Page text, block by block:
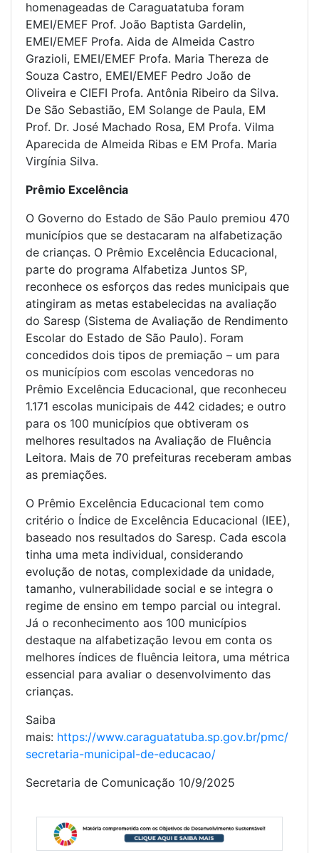
homenageadas de Caraguatatuba foram
EMEI/EMEF Prof. João Baptista Gardelin,
EMEI/EMEF Profa. Aida de Almeida Castro
Grazioli, EMEI/EMEF Profa. Maria Thereza de
Souza Castro, EMEI/EMEF Pedro João de
Oliveira e CIEFI Profa. Antônia Ribeiro da Silva.
De São Sebastião, EM Solange de Paula, EM
Prof. Dr. José Machado Rosa, EM Profa. Vilma
Aparecida de Almeida Ribas e EM Profa. Maria
Virgínia Silva.
Prêmio Excelência
O Governo do Estado de São Paulo premiou 470
municípios que se destacaram na alfabetização
de crianças. O Prêmio Excelência Educacional,
parte do programa Alfabetiza Juntos SP,
reconhece os esforços das redes municipais que
atingiram as metas estabelecidas na avaliação
do Saresp (Sistema de Avaliação de Rendimento
Escolar do Estado de São Paulo). Foram
concedidos dois tipos de premiação – um para
os municípios com escolas vencedoras no
Prêmio Excelência Educacional, que reconheceu
1.171 escolas municipais de 442 cidades; e outro
para os 100 municípios que obtiveram os
melhores resultados na Avaliação de Fluência
Leitora. Mais de 70 prefeituras receberam ambas
as premiações.
O Prêmio Excelência Educacional tem como
critério o Índice de Excelência Educacional (IEE),
baseado nos resultados do Saresp. Cada escola
tinha uma meta individual, considerando
evolução de notas, complexidade da unidade,
tamanho, vulnerabilidade social e se integra o
regime de ensino em tempo parcial ou integral.
Já o reconhecimento aos 100 municípios
destaque na alfabetização levou em conta os
melhores índices de fluência leitora, uma métrica
essencial para avaliar o desenvolvimento das
crianças.
Saiba
mais: https://www.caraguatatuba.sp.gov.br/pmc/
secretaria-municipal-de-educacao/
Secretaria de Comunicação 10/9/2025